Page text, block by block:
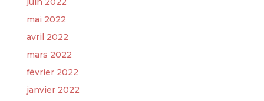
mai 2022
avril 2022
mars 2022
février 2022
janvier 2022